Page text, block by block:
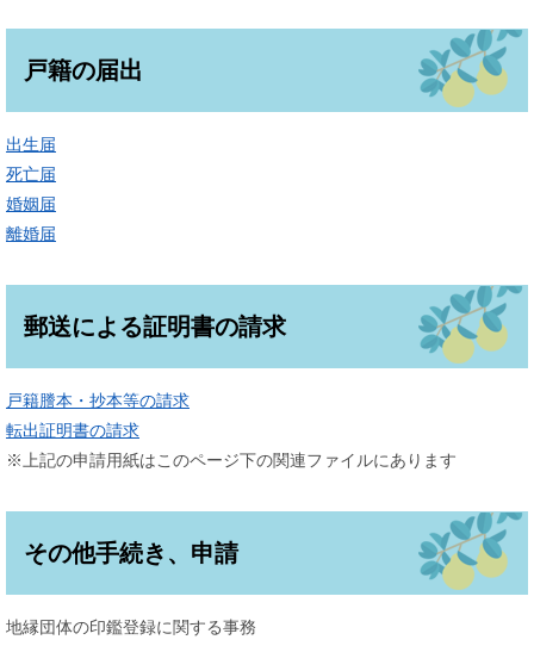
戸籍の届出
出生届
死亡届
婚姻届
離婚届
郵送による証明書の請求
戸籍謄本・抄本等の請求
転出証明書の請求
※上記の申請用紙はこのページ下の関連ファイルにあります
その他手続き、申請
地縁団体の印鑑登録に関する事務